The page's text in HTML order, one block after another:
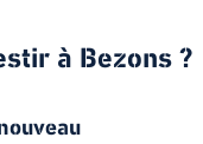
à Bezons ?